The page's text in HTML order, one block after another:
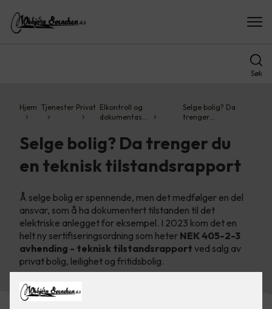
Søk
Hjem Tjenester Privat Elkontroll og
dokumentas…
Selge bolig? Da
trenger…
Selge bolig? Da trenger du
en teknisk tilstandsrapport
Å selge bolig er spennende, men det medfølger en del
ansvar, som å ha dokumentert tilstanden til det
elektriske anlegget for eksempel. I 2023 kom det en
helt ny sertifiseringsordning som heter NEK 405-2-3
avhending - teknisk tilstandsrapport ved salg av
privat bolig, leilighet og fritidsbolig.